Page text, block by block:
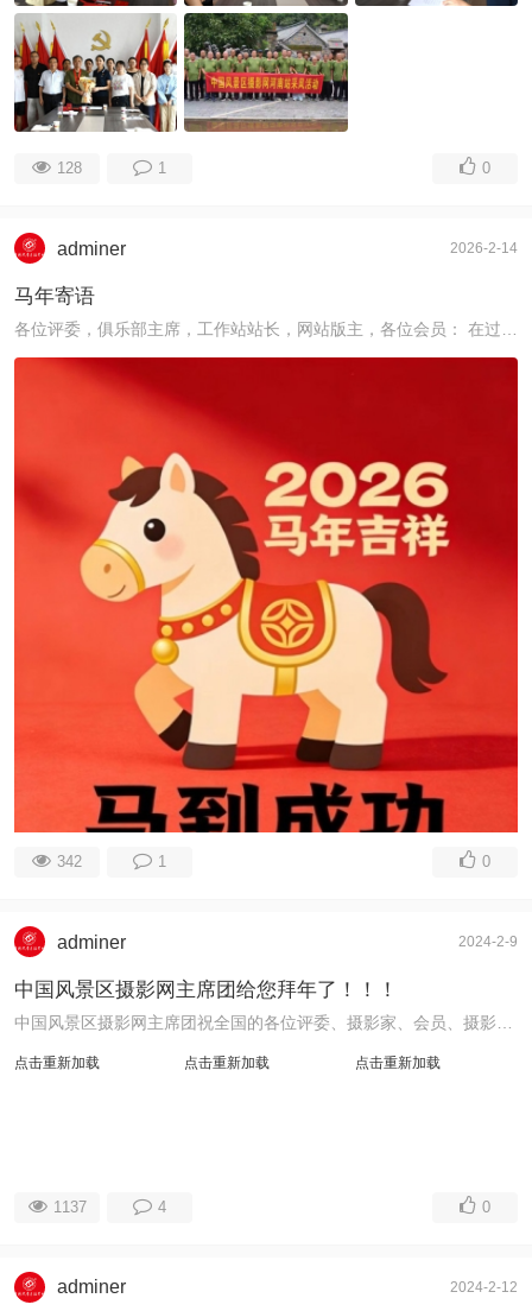
128 1 0
adminer 2026-2-14
马年寄语
342 1 0
adminer 2024-2-9
中国风景区摄影网主席团给您拜年了！！！
中国风景区摄影网主席团祝全国的各位评委、摄影家、会员、摄影爱好者在新的一年： 龙行龘龘，前程朤朤，事业焱燚，生活䲜䲜。2024年，我们一起龙飞凤舞 ...
点击重新加载 点击重新加载 点击重新加载
1137 4 0
adminer 2024-2-12